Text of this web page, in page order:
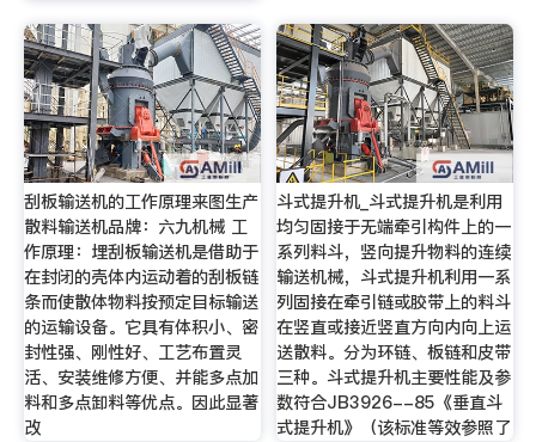
刮板输送机的工作原理来图生产
散料输送机品牌：六九机械 工
作原理：埋刮板输送机是借助于
在封闭的壳体内运动着的刮板链
条而使散体物料按预定目标输送
的运输设备。它具有体积小、密
封性强、刚性好、工艺布置灵
活、安装维修方便、并能多点加
料和多点卸料等优点。因此显著
改
斗式提升机_斗式提升机是利用
均匀固接于无端牵引构件上的一
系列料斗，竖向提升物料的连续
输送机械，斗式提升机利用一系
列固接在牵引链或胶带上的料斗
在竖直或接近竖直方向内向上运
送散料。分为环链、板链和皮带
三种。斗式提升机主要性能及参
数符合JB3926--85《垂直斗
式提升机》（该标准等效参照了